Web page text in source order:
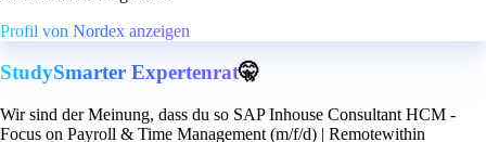
Profil von Nordex anzeigen
StudySmarter Expertenrat🤫
Wir sind der Meinung, dass du so SAP Inhouse Consultant HCM -
Focus on Payroll & Time Management (m/f/d) | Remotewithin